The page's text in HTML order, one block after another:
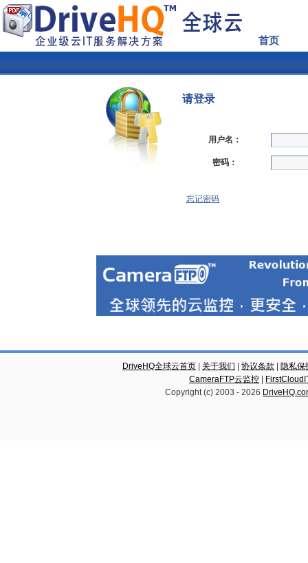
首页
请登录
用户名：
密码：
忘记密码
DriveHQ全球云首页 关于我们 协议条款
隐私保
CameraFTP云监控
Copyright (c) 2003 - 2026